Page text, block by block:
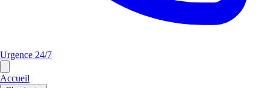
Urgence 24/7
Accueil